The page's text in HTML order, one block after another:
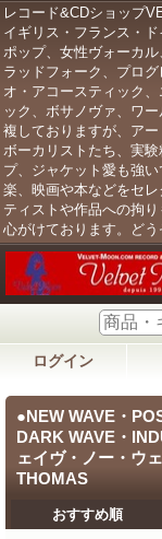
レコード&CDショップ
イギリス・フランス・
ポップ、女性ヴォーカ
ラッドフォーク、プロ
オ・アコースティック
ック、ボサノヴァ、ワ
複しておりますが、ア
ボーカリストたち、実
プ、ジャケット愛も強
楽、映画や本などをセ
ティストや作品への拘
心がけております。どう
ログイン
●NEW WAVE・
DARK WAVE・
ェイヴ・ノー・ウ
THOMAS
おすすめ順